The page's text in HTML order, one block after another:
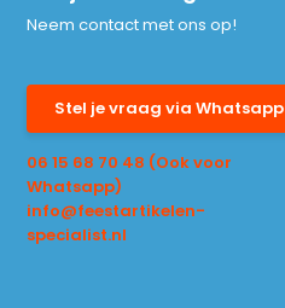
Neem contact met ons op!
Stel je vraag via Whatsapp
06 15 68 70 48 (Ook voor
Whatsapp)
info@feestartikelen-
specialist.nl